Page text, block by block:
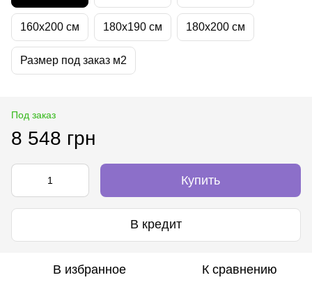
160х200 см 180х190 см 180х200 см
Размер под заказ м2
Под заказ
8 548 грн
Купить
В кредит
В избранное К сравнению